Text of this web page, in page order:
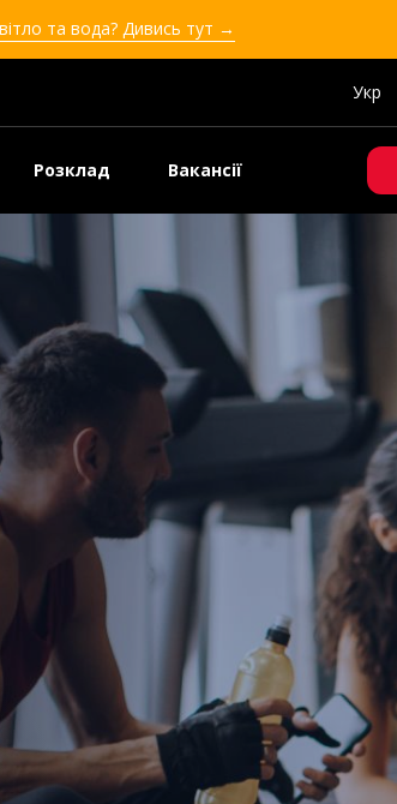
та вода? Дивись тут →
Укр
Розклад Вакансії